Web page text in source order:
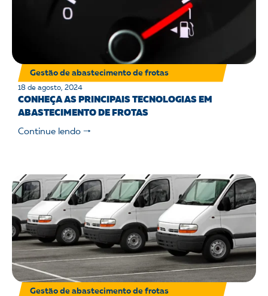
Gestão de abastecimento de frotas
18 de agosto, 2024
CONHEÇA AS PRINCIPAIS TECNOLOGIAS EM
ABASTECIMENTO DE FROTAS
Continue lendo 🠒
Gestão de abastecimento de frotas